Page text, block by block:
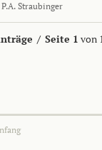
P.A. Straubinger
/ Seite 1 von